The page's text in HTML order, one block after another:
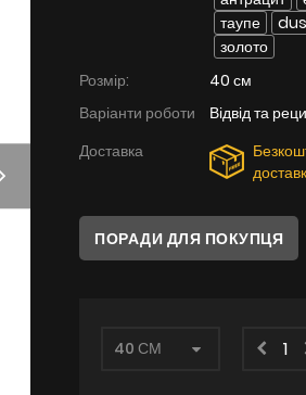
таупе
золото
Розмір:
40 см
Варіанти роботи
Відвід та
Доставка
ПОРАДИ ДЛЯ ПОКУПЦЯ